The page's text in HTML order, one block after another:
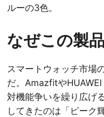
ルーの3色。
なぜこの製
スマートウォッチ市場
だ。Amazfitや
対機能争いを繰り広げ
してきたのは「ピーク